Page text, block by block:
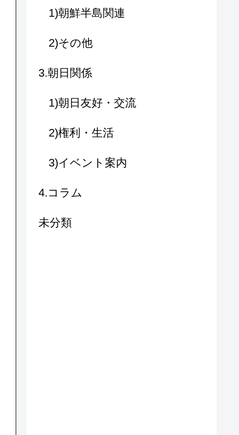
1)朝鮮半島関連
2)その他
3.朝日関係
1)朝日友好・交流
2)権利・生活
3)イベント案内
4.コラム
未分類